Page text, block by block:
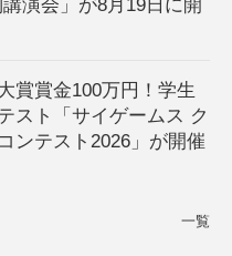
演会」が8月19日に開
賞賞金100万円！学生
スト「サイゲームス ク
ンテスト2026」が開催
一覧